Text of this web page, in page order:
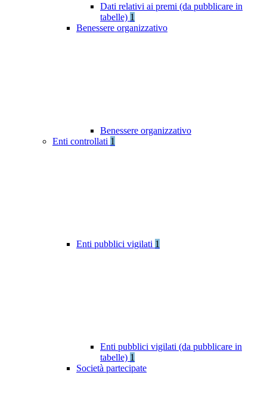
Dati relativi ai premi (da pubblicare in
tabelle) 1
Benessere organizzativo
Benessere organizzativo
Enti controllati 1
Enti pubblici vigilati 1
Enti pubblici vigilati (da pubblicare in
tabelle) 1
Società partecipate